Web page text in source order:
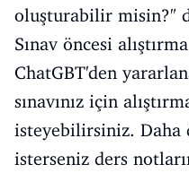
oluşturabilir misin?"
Sınav öncesi
ChatGBT'den
sınavınız için
isteyebilirsiniz. Daha
isterseniz ders